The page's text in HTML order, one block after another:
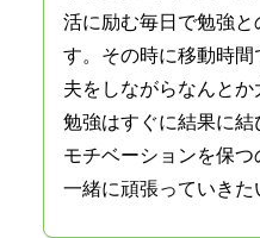
活に励む毎日で勉強
す。その時に移動時
夫をしながらなんとか
勉強はすぐに結果に
モチベーションを保つ
一緒に頑張っていきた